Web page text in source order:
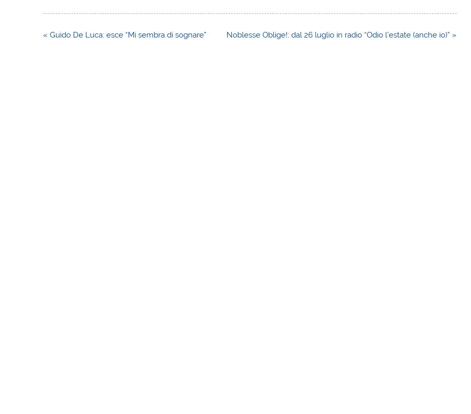
Navigazione
« Guido De Luca: esce “Mi sembra di sognare” Noblesse Oblige!: dal 26 luglio in radio “Odio l’estate (anche io)” »